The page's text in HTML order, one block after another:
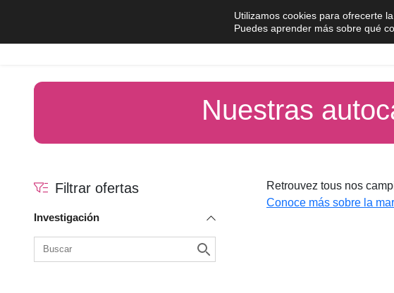
Vender
Nuestras
Filtrar ofertas
Investigación
Retrouvez tous nos
Conoce más sobre la
Utilizamos cookies para ofrecerte
Puedes aprender más sobre qué